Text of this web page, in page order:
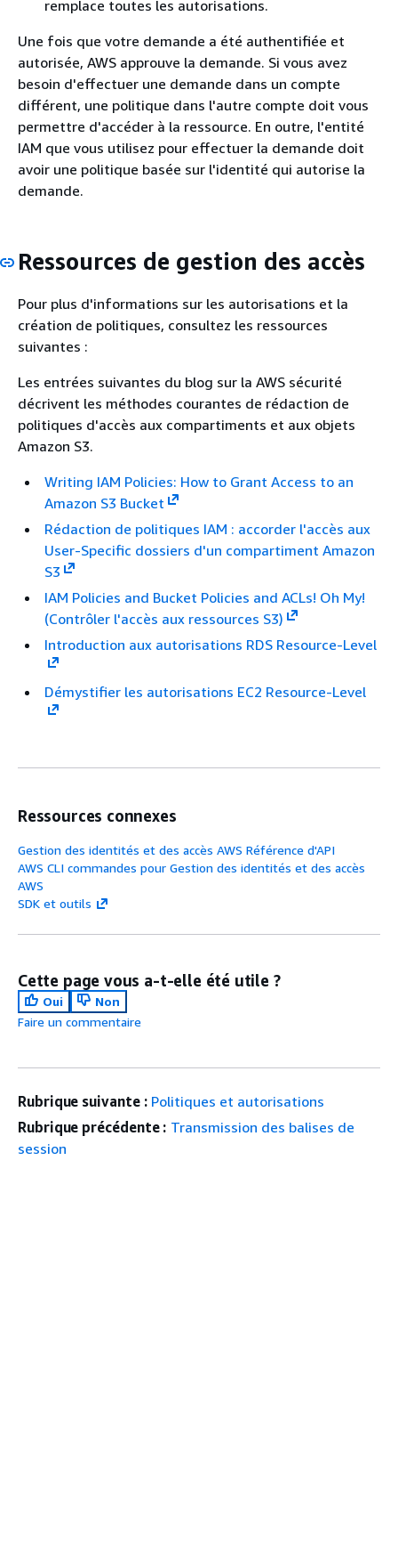
remplace toutes les autorisations.
Une fois que votre demande a été authentifiée et
autorisée, AWS approuve la demande. Si vous avez
besoin d'effectuer une demande dans un compte
différent, une politique dans l'autre compte doit vous
permettre d'accéder à la ressource. En outre, l'entité
IAM que vous utilisez pour effectuer la demande doit
avoir une politique basée sur l'identité qui autorise la
demande.
Ressources de gestion des accès
Pour plus d'informations sur les autorisations et la
création de politiques, consultez les ressources
suivantes :
Les entrées suivantes du blog sur la AWS sécurité
décrivent les méthodes courantes de rédaction de
politiques d'accès aux compartiments et aux objets
Amazon S3.
Writing IAM Policies: How to Grant Access to an
Amazon S3 Bucket
Rédaction de politiques IAM : accorder l'accès aux
User-Specific dossiers d'un compartiment Amazon
S3
IAM Policies and Bucket Policies and ACLs! Oh My!
(Contrôler l'accès aux ressources S3)
Introduction aux autorisations RDS Resource-Level
Démystifier les autorisations EC2 Resource-Level
Ressources connexes
Gestion des identités et des accès AWS Référence d'API
AWS CLI commandes pour Gestion des identités et des accès
AWS
SDK et outils
Cette page vous a-t-elle été utile ?
Oui
Non
Faire un commentaire
Rubrique suivante : Politiques et autorisations
Rubrique précédente : Transmission des balises de
session